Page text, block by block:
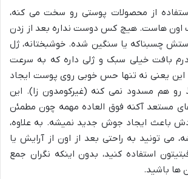
از محصولات پوستی رو سخت می کنه،
اون هاست. هیچ کس دوست نداره بعد از زدن
چسبناکه یا سنگین شده. خوشبختانه، ژل
درم بافت خیلی سبک و ژلی داره که به سرعت
یعنی نه تنها حس خوبی روی پوست ایجاد
رو هم مسدود نمی کنه (غیرکومدون زا). این
مستعد آکنه فوق العاده مهمه چون مطمئن
باعث ایجاد جوش جدید نمیشه. به علاوه،
می تونید به راحتی بعد از اون از آرایش یا
استفاده کنید، بدون اینکه نگران جمع
ها باشید.